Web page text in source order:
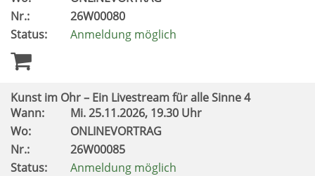
Nr.:
26W00080
Status:
Anmeldung möglich
Kunst im Ohr – Ein Livestream für alle Sinne 4
Wann:
Mi.25.11.2026, 19.30 Uhr
Wo:
ONLINEVORTRAG
Nr.:
26W00085
Status:
Anmeldung möglich